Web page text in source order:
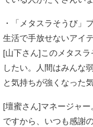
・「メタスラそうび」
生活で手放せないアイ
[山下さん]このメタス
したい。人間はみんな
と気持ちが強くなった
[壇蜜さん]マネージャ
ですから、いつも感謝